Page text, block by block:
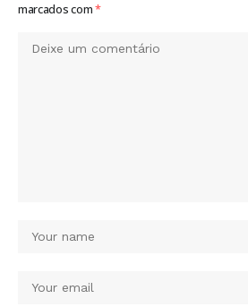
marcados com*